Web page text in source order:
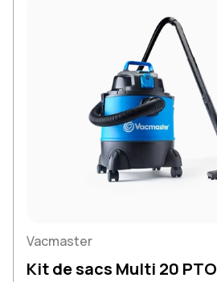
Vacmaster
Kit de sacs Multi 20 PTO